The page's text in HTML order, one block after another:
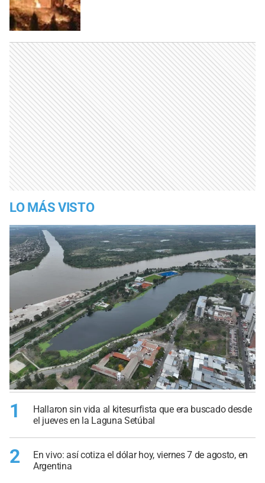
LO MÁS VISTO
1
Hallaron sin vida al kitesurfista que era buscado desde
el jueves en la Laguna Setúbal
2
En vivo: así cotiza el dólar hoy, viernes 7 de agosto, en
Argentina